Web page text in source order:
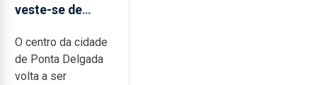
veste-se de
O centro da cidade
de Ponta Delgada
volta a ser